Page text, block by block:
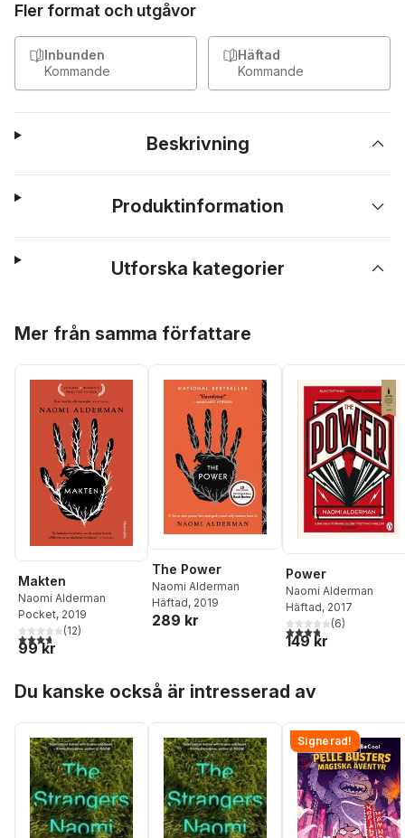
Fler format och utgåvor
Inbunden
Kommande
Häftad
Kommande
Beskrivning
Produktinformation
Utforska kategorier
Mer från samma författare
Makten
Naomi Alderman
Pocket, 2019
3,7utav 5 stjärnor. Totalt antal röster:
(12)
99 kr
The Power
Naomi Alderman
Häftad, 2019
289 kr
Power
Naomi Alderman
Häftad, 2017
3,8utav 5 stjärnor.
(6)
149 kr
Du kanske också är intresserad av
Signerad!